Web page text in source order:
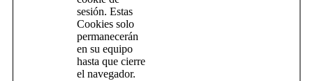
sesión. Estas
Cookies solo
permanecerán
en su equipo
hasta que cierre
el navegador.